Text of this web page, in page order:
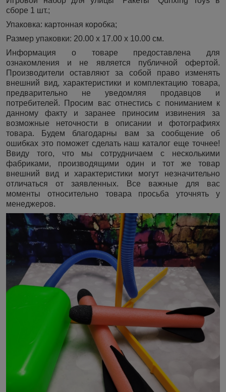
сборе 1 шт.;
Упаковка: картонная коробка;
Размер упаковки: 20.00 х 17.00 х 10.00 см.
Информация о товаре предоставлена для
ознакомления и не является публичной офертой.
Производители оставляют за собой право изменять
внешний вид, характеристики и комплектацию товара,
предварительно не уведомляя продавцов и
потребителей. Просим вас отнестись с пониманием к
данному факту и заранее приносим извинения за
возможные неточности в описании и фотографиях
товара. Будем благодарны вам за сообщение об
ошибках это поможет сделать наш каталог еще точнее!
Ввиду того, что мы сотрудничаем с несколькими
фабриками, производящими один и тот же товар
внешний вид и характеристики могут незначительно
отличаться от заявленных. Все важные для вас
моменты относительно товара просьба уточнять у
менеджеров.